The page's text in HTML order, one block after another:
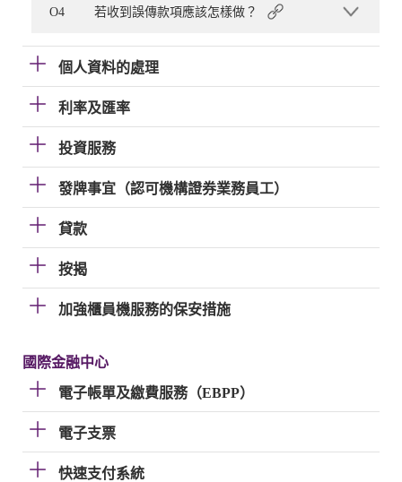
O4 若收到誤傳款項應該怎樣做？
個人資料的處理
利率及匯率
投資服務
發牌事宜（認可機構證券業務員工）
貸款
按揭
加強櫃員機服務的保安措施
國際金融中心
電子帳單及繳費服務（EBPP）
電子支票
快速支付系統